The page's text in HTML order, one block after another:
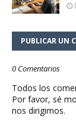
PUBLICAR UN
0 Comentarios
Todos los
Por favor, sé
nos dirigimos.